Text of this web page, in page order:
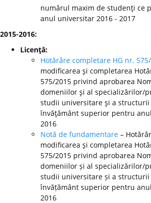
numărul maxim de studenţi ce
anul universitar 2016 - 2017
2015-2016:
Licenţă:
Hotărâre completare HG nr.
modificarea şi completarea
575/2015 privind aprobarea
domeniilor şi al specializărilor/
studii universitare şi a
învăţământ superior pentru
2016
Notă de fundamentare –
modificarea şi completarea
575/2015 privind aprobarea
domeniilor și al specializărilor/
studii universitare și a
învățământ superior pentru
2016